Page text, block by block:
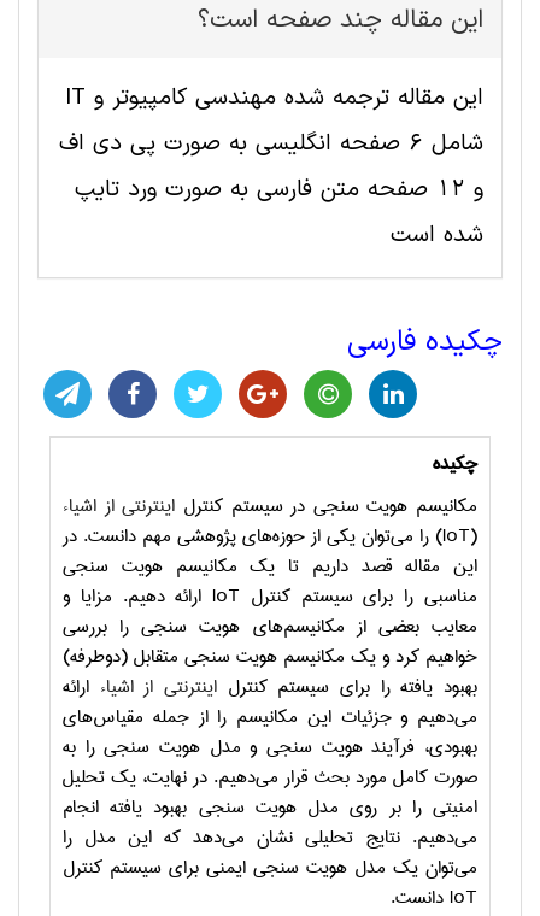
این مقاله چند صفحه است؟
این مقاله ترجمه شده مهندسی کامپیوتر و IT
شامل 6 صفحه انگلیسی به صورت پی دی اف
و 12 صفحه متن فارسی به صورت ورد تایپ
شده است
چکیده فارسی
چکیده
مکانیسم هویت سنجی در سیستم کنترل اینترنتی از اشیاء
(
IoT) را می‌توان یکی از حوزه‌های پژوهشی مهم دانست. در
این مقاله قصد داریم تا یک مکانیسم هویت سنجی
مناسبی را برای سیستم کنترل IoT ارائه دهیم. مزایا و
معایب بعضی از مکانیسم‌های هویت سنجی را بررسی
خواهیم کرد و یک مکانیسم هویت سنجی متقابل (دوطرفه)
بهبود یافته را برای سیستم کنترل اینترنتی از اشیاء ارائه
می‌دهیم و جزئیات این مکانیسم را از جمله مقیاس‌های
بهبودی، فرآیند هویت سنجی و مدل هویت سنجی را به
صورت کامل مورد بحث قرار می‌دهیم. در نهایت، یک تحلیل
امنیتی را بر روی مدل هویت سنجی بهبود یافته انجام
می‌دهیم. نتایج تحلیلی نشان می‌دهد که این مدل را
می‌توان یک مدل هویت سنجی ایمنی برای سیستم کنترل
IoT دانست.